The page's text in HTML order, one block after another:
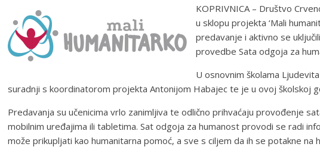
KOPRIVNICA – Društvo
u sklopu projekta ‘Mali
predavanje i aktivno se
provedbe Sata odgoja za
U osnovnim školama
suradnji s koordinatorom projekta Antonijom Habajec te je u ovoj školskoj
Predavanja su učenicima vrlo zanimljiva te odlično prihvaćaju provođenje
mobilnim uređajima ili tabletima. Sat odgoja za humanost provodi se radi
može prikupljati kao humanitarna pomoć, a sve s ciljem da ih se potakne